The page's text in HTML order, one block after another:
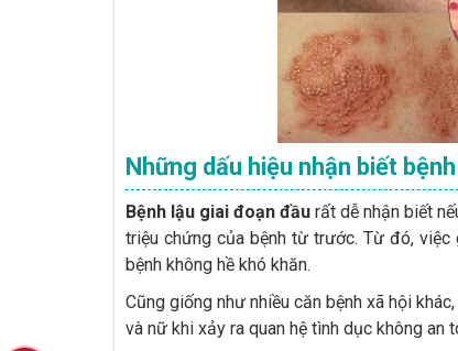
Những dấu hiệu nhận biết
Bệnh lậu giai đoạn đầurất dễ nhận biết
triệu chứng của bệnh từ trước. Từ đó,
bệnh không hề khó khăn.
Cũng giống như nhiều căn bệnh xã hội
và nữ khi xảy ra quan hệ tình dục không an